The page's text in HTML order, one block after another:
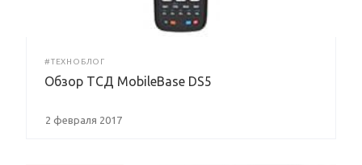
#ТЕХНОБЛОГ
Обзор ТСД MobileBase DS5
2 февраля 2017